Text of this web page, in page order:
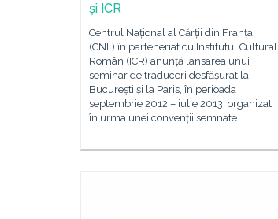
și ICR
Centrul Național al Cărții din Franța
(CNL) în parteneriat cu Institutul Cultural
Român (ICR) anunță lansarea unui
seminar de traduceri desfășurat la
București și la Paris, în perioada
septembrie 2012 – iulie 2013, organizat
în urma unei convenții semnate